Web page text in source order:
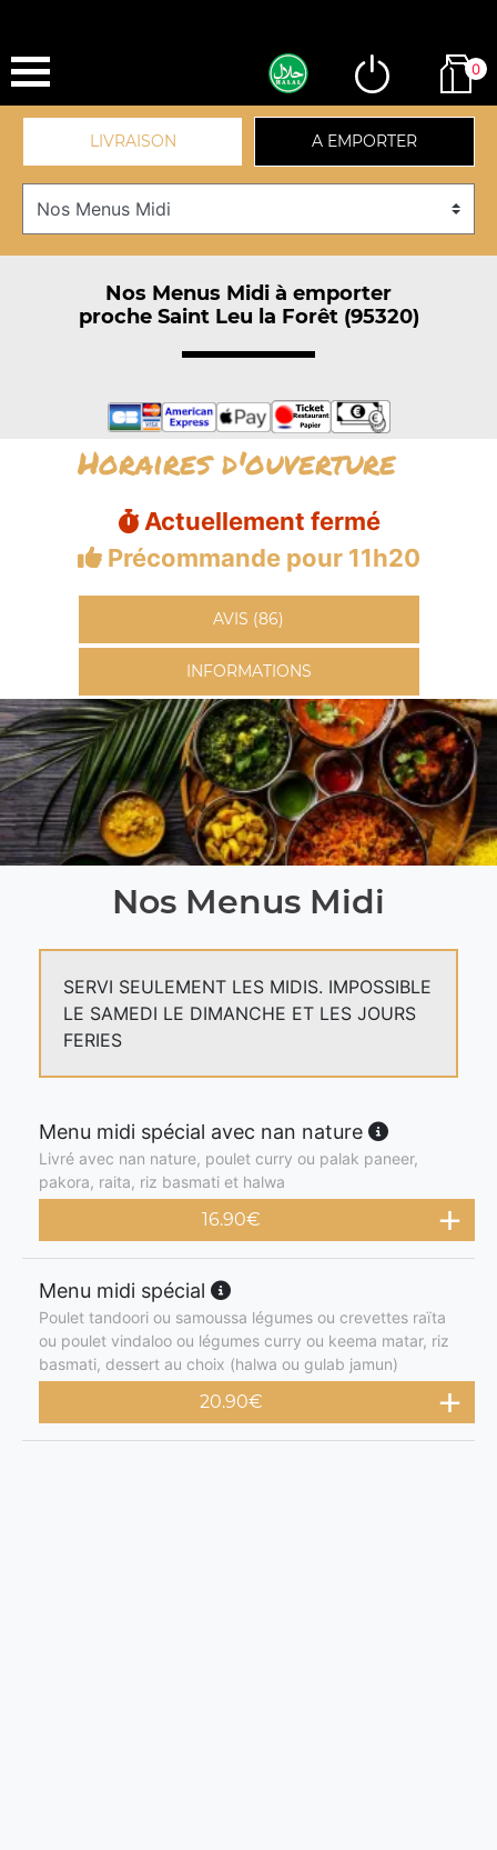
0
LIVRAISON A EMPORTER
Nos Menus Midi à emporter
proche Saint Leu la Forêt (95320)
Horaires d'ouverture
Actuellement fermé
Précommande pour 11h20
AVIS (86)
INFORMATIONS
Nos Menus Midi
SERVI SEULEMENT LES MIDIS. IMPOSSIBLE
LE SAMEDI LE DIMANCHE ET LES JOURS
FERIES
Menu midi spécial avec nan nature
Livré avec nan nature, poulet curry ou palak paneer,
pakora, raita, riz basmati et halwa
16.90€
Menu midi spécial
Poulet tandoori ou samoussa légumes ou crevettes raïta
ou poulet vindaloo ou légumes curry ou keema matar, riz
basmati, dessert au choix (halwa ou gulab jamun)
20.90€